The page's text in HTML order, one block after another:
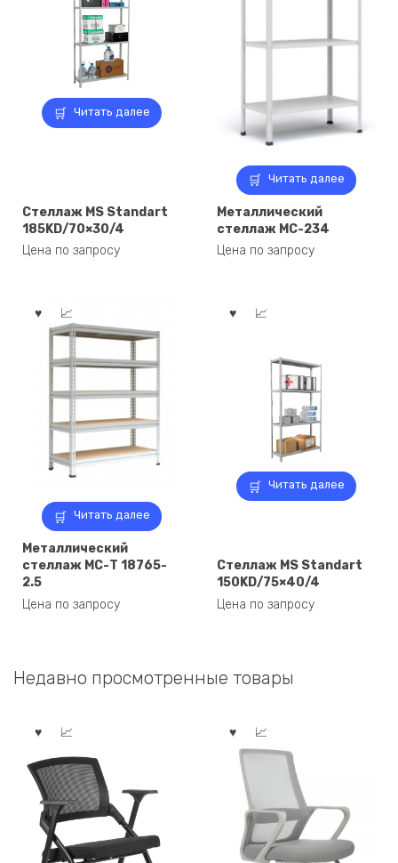
Читать далее
Стеллаж MS Standart
185KD/70×30/4
Цена по запросу
Читать далее
Металлический
стеллаж МС-234
Цена по запросу
Читать далее
Металлический
стеллаж МС-Т 18765-
2.5
Цена по запросу
Читать далее
Стеллаж MS Standart
150KD/75×40/4
Цена по запросу
Недавно просмотренные товары